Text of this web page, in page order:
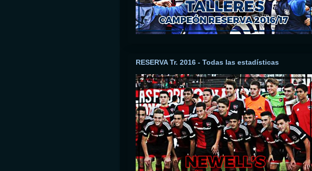
RESERVA Tr. 2016 - Todas las estadísticas